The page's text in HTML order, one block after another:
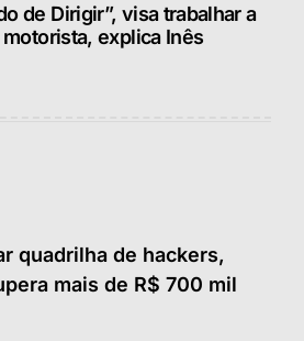
de Dirigir”, visa trabalhar a
explica Inês
quadrilha de hackers,
mais de R$ 700 mil